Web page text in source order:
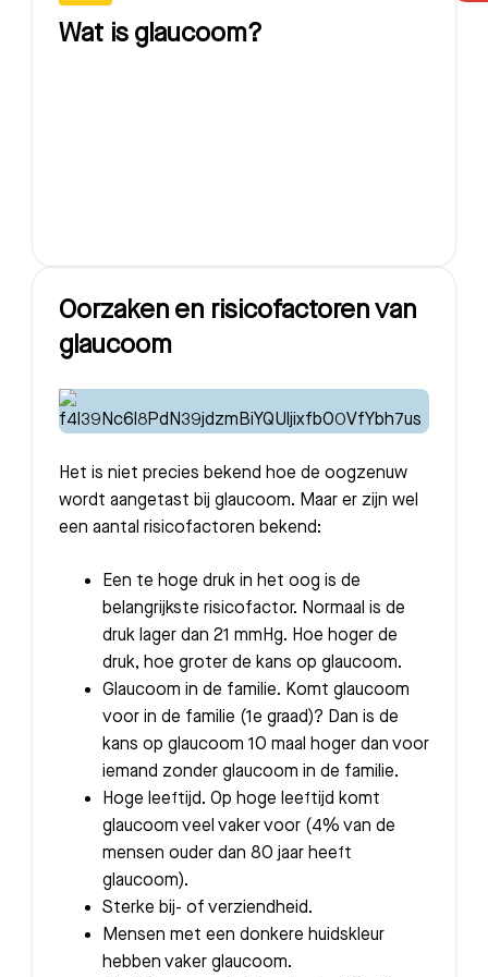
Wat is glaucoom?
Oorzaken en risicofactoren van
glaucoom
Het is niet precies bekend hoe de oogzenuw
wordt aangetast bij glaucoom. Maar er zijn wel
een aantal risicofactoren bekend:
Een te hoge druk in het oog is de
belangrijkste risicofactor. Normaal is de
druk lager dan 21 mmHg. Hoe hoger de
druk, hoe groter de kans op glaucoom.
Glaucoom in de familie. Komt glaucoom
voor in de familie (1e graad)? Dan is de
kans op glaucoom 10 maal hoger dan voor
iemand zonder glaucoom in de familie.
Hoge leeftijd. Op hoge leeftijd komt
glaucoom veel vaker voor (4% van de
mensen ouder dan 80 jaar heeft
glaucoom).
Sterke bij- of verziendheid.
Mensen met een donkere huidskleur
hebben vaker glaucoom.